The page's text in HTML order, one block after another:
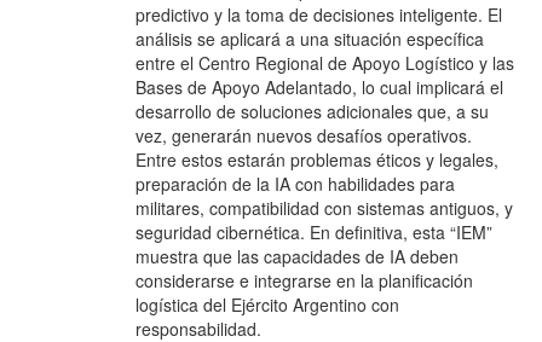
predictivo y la toma de decisiones inteligente. El
análisis se aplicará a una situación específica
entre el Centro Regional de Apoyo Logístico y las
Bases de Apoyo Adelantado, lo cual implicará el
desarrollo de soluciones adicionales que, a su
vez, generarán nuevos desafíos operativos.
Entre estos estarán problemas éticos y legales,
preparación de la IA con habilidades para
militares, compatibilidad con sistemas antiguos, y
seguridad cibernética. En definitiva, esta “IEM”
muestra que las capacidades de IA deben
considerarse e integrarse en la planificación
logística del Ejército Argentino con
responsabilidad.